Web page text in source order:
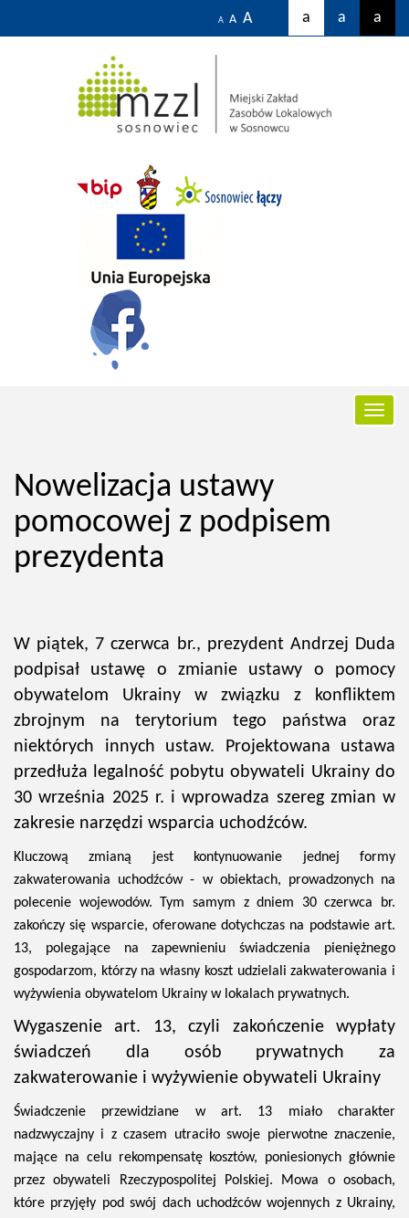
A A A a a a
Nowelizacja ustawy
pomocowej z podpisem
prezydenta
W piątek, 7 czerwca br., prezydent Andrzej Duda
podpisał ustawę o zmianie ustawy o pomocy
obywatelom Ukrainy w związku z konfliktem
zbrojnym na terytorium tego państwa oraz
niektórych innych ustaw. Projektowana ustawa
przedłuża legalność pobytu obywateli Ukrainy do
30 września 2025 r. i wprowadza szereg zmian w
zakresie narzędzi wsparcia uchodźców.
Kluczową zmianą jest kontynuowanie jednej formy
zakwaterowania uchodźców - w obiektach, prowadzonych na
polecenie wojewodów. Tym samym z dniem 30 czerwca br.
zakończy się wsparcie, oferowane dotychczas na podstawie art.
13, polegające na zapewnieniu świadczenia pieniężnego
gospodarzom, którzy na własny koszt udzielali zakwaterowania i
wyżywienia obywatelom Ukrainy w lokalach prywatnych.
Wygaszenie art. 13, czyli zakończenie wypłaty
świadczeń dla osób prywatnych za
zakwaterowanie i wyżywienie obywateli Ukrainy
Świadczenie przewidziane w art. 13 miało charakter
nadzwyczajny i z czasem utraciło swoje pierwotne znaczenie,
mające na celu rekompensatę kosztów, poniesionych głównie
przez obywateli Rzeczypospolitej Polskiej. Mowa o osobach,
które przyjęły pod swój dach uchodźców wojennych z Ukrainy,